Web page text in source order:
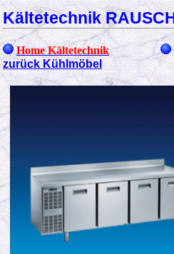
Kältetechnik
Home Kältetechnik
zurück Kühlmöbel